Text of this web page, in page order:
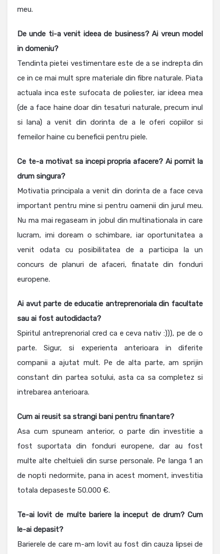
meu.
De unde ti-a venit ideea de business? Ai vreun model
in domeniu?
Tendinta pietei vestimentare este de a se indrepta din
ce in ce mai mult spre materiale din fibre naturale. Piata
actuala inca este sufocata de poliester, iar ideea mea
(de a face haine doar din tesaturi naturale, precum inul
si lana) a venit din dorinta de a le oferi copiilor si
femeilor haine cu beneficii pentru piele.
Ce te-a motivat sa incepi propria afacere? Ai pornit la
drum singura?
Motivatia principala a venit din dorinta de a face ceva
important pentru mine si pentru oamenii din jurul meu.
Nu ma mai regaseam in jobul din multinationala in care
lucram, imi doream o schimbare, iar oportunitatea a
venit odata cu posibilitatea de a participa la un
concurs de planuri de afaceri, finatate din fonduri
europene.
Ai avut parte de educatie antreprenoriala din facultate
sau ai fost autodidacta?
Spiritul antreprenorial cred ca e ceva nativ :))), pe de o
parte. Sigur, si experienta anterioara in diferite
companii a ajutat mult. Pe de alta parte, am sprijin
constant din partea sotului, asta ca sa completez si
intrebarea anterioara.
Cum ai reusit sa strangi bani pentru finantare?
Asa cum spuneam anterior, o parte din investitie a
fost suportata din fonduri europene, dar au fost
multe alte cheltuieli din surse personale. Pe langa 1 an
de nopti nedormite, pana in acest moment, investitia
totala depaseste 50.000 €.
Te-ai lovit de multe bariere la inceput de drum? Cum
le-ai depasit?
Barierele de care m-am lovit au fost din cauza lipsei de